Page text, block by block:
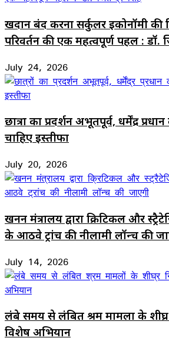
खदान बंद करना सर्कुलर इकोनॉमी की
परिवर्तन की एक महत्वपूर्ण पहल : डॉ.
July 24, 2026
छात्रों का प्रदर्शन अभूतपूर्व, धर्मेंद्र
चाहिए इस्तीफा
July 20, 2026
खनन मंत्रालय द्वारा क्रिटिकल और
के आठवे ट्रांच की नीलामी लॉन्च की
July 14, 2026
लंबे समय से लंबित श्रम मामलों के
विशेष अभियान